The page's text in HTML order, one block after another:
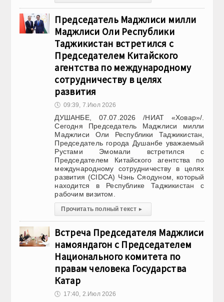
Председатель Маджлиси милли
Маджлиси Оли Республики
Таджикистан встретился с
Председателем Китайского
агентства по международному
сотрудничеству в целях
развития
🕔 09:39, 7.Июл 2026
ДУШАНБЕ, 07.07.2026 /НИАТ «Ховар»/.
Сегодня Председатель Маджлиси милли
Маджлиси Оли Республики Таджикистан,
Председатель города Душанбе уважаемый
Рустами Эмомали встретился с
Председателем Китайского агентства по
международному сотрудничеству в целях
развития (CIDCA) Чэнь Сяодуном, который
находится в Республике Таджикистан с
рабочим визитом.
Прочитать полный текст ▸
Встреча Председателя Маджлиси
намояндагон с Председателем
Национального комитета по
правам человека Государства
Катар
🕔 17:40, 2.Июл 2026